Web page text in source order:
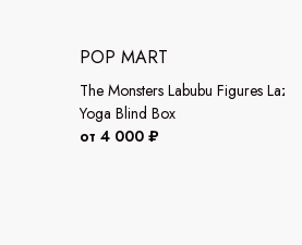
POP MART
The Monsters Labubu Figures Lazy
Yoga Blind Box
от 4 000 ₽